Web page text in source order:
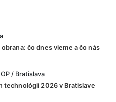
čo dnes vieme a čo nás
/ Bratislava
technológií 2026 v Bratislave